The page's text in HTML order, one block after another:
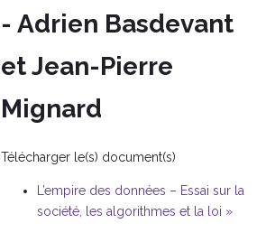
- Adrien Basdevant
et Jean-Pierre
Mignard
Télécharger le(s) document(s)
L’empire des données – Essai sur la
société, les algorithmes et la loi »